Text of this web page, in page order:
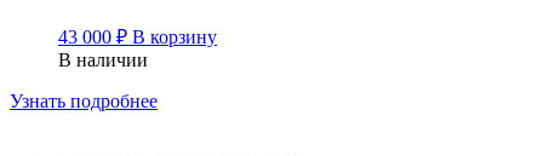
43 000 ₽ В корзину
В наличии
Узнать подробнее